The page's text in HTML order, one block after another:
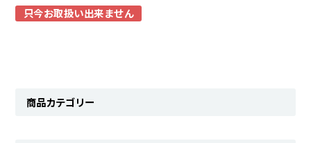
只今お取扱い出来ません
商品カテゴリー